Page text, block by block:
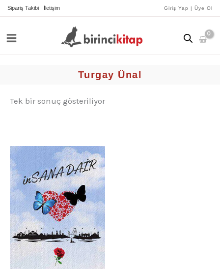
İçeriğe
Sipariş Takibi İletişim Giriş Yap | Üye Ol
Turgay Ünal
Tek bir sonuç gösteriliyor